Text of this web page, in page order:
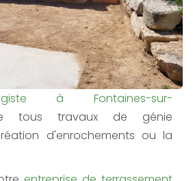
à Fontaines-sur-
tous travaux de génie
d'enrochements ou la